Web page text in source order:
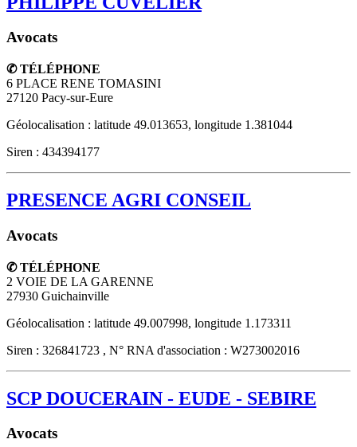
Avocats
✆ TÉLÉPHONE
6 PLACE RENE TOMASINI
27120 Pacy-sur-Eure
Géolocalisation : latitude 49.013653, longitude 1.381044
Siren : 434394177
PRESENCE AGRI CONSEIL
Avocats
✆ TÉLÉPHONE
2 VOIE DE LA GARENNE
27930 Guichainville
Géolocalisation : latitude 49.007998, longitude 1.173311
Siren : 326841723 , N° RNA d'association : W273002016
SCP DOUCERAIN - EUDE - SEBIRE
Avocats